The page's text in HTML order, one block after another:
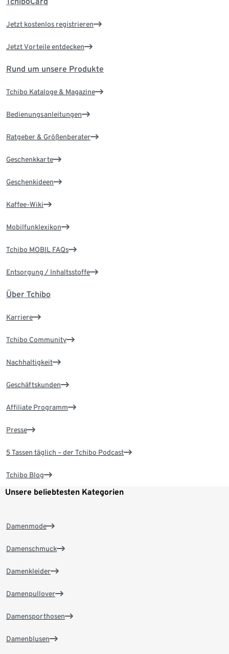
Jetzt kostenlos registrieren
Jetzt Vorteile entdecken
Rund um unsere Produkte
Tchibo Kataloge & Magazine
Bedienungsanleitungen
Ratgeber & Größenberater
Geschenkkarte
Geschenkideen
Kaffee-Wiki
Mobilfunklexikon
Tchibo MOBIL FAQs
Entsorgung / Inhaltsstoffe
Über Tchibo
Karriere
Tchibo Community
Nachhaltigkeit
Geschäftskunden
Affiliate Programm
Presse
5 Tassen täglich – der Tchibo Podcast
Tchibo Blog
Unsere beliebtesten Kategorien
Damenmode
Damenschmuck
Damenkleider
Damenpullover
Damensporthosen
Damenblusen